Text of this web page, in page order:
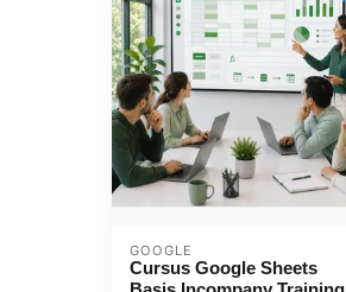
GOOGLE
Cursus Google Sheets